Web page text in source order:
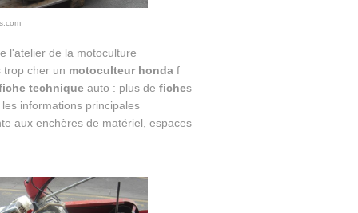
l'atelier de la motoculture
trop cher un motoculteur hondaf
techniqueauto : plus de fiches
informations principales
aux enchères de matériel, espaces